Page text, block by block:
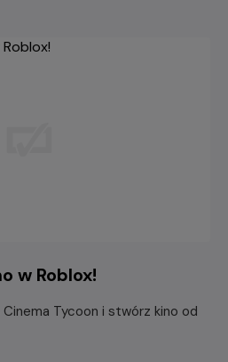
w Roblox!
Tycoon i stwórz kino od